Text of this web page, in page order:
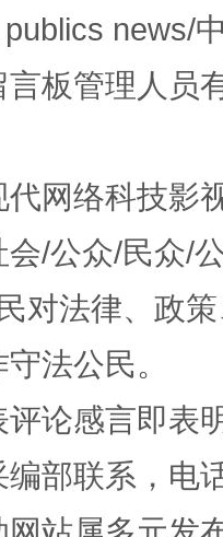
如何以
境
news/
板管理人员
网络科技影
/公众/民众/
对法律、政
法公民。
论感言即表
部联系，电